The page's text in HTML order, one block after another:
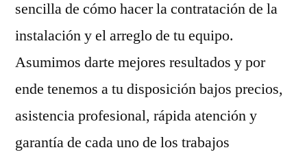
sencilla de cómo hacer la contratación de la
instalación y el arreglo de tu equipo.
Asumimos darte mejores resultados y por
ende tenemos a tu disposición bajos precios,
asistencia profesional, rápida atención y
garantía de cada uno de los trabajos